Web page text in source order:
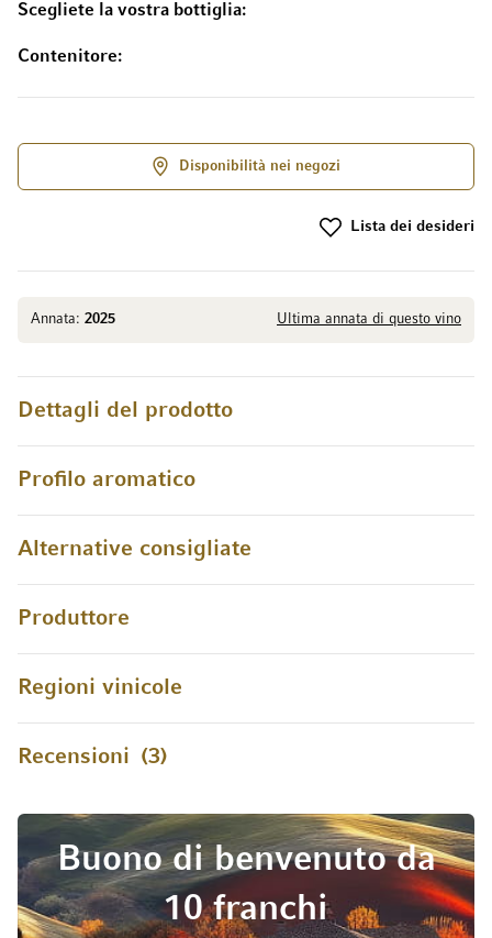
Annata: 2025 Ultima annata di questo vino
Scegliete la vostra bottiglia
Contenitore
Disponibilità nei negozi
Lista dei desideri
Dettagli del prodotto
Profilo aromatico
Alternative consigliate
Produttore
Regioni vinicole
Recensioni 3
Buono di benvenuto da
10 franchi